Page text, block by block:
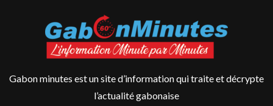
Gabon minutes est un site d’information qui traite et décrypte
l’actualité gabonaise